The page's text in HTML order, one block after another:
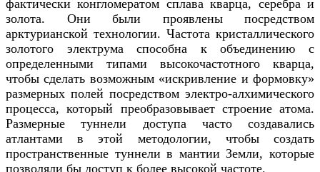
фактически конгломератом сплава кварца, серебра и
золота. Они были проявлены посредством
арктурианской технологии. Частота кристаллического
золотого электрума способна к объединению с
определенными типами высокочастотного кварца,
чтобы сделать возможным «искривление и формовку»
размерных полей посредством электро-алхимического
процесса, который преобразовывает строение атома.
Размерные туннели доступа часто создавались
атлантами в этой методологии, чтобы создать
пространственные туннели в мантии Земли, которые
позволяли бы доступ к более высокой частоте.